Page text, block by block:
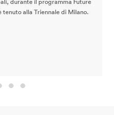
tenuto alla Triennale di Milano.